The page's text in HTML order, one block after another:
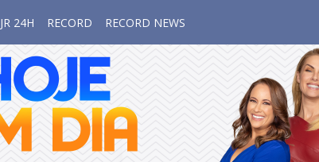
JR 24H RECORD RECORD NEWS